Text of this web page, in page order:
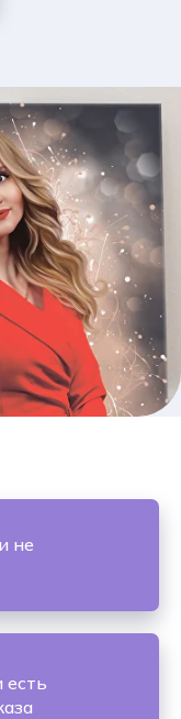
не
есть